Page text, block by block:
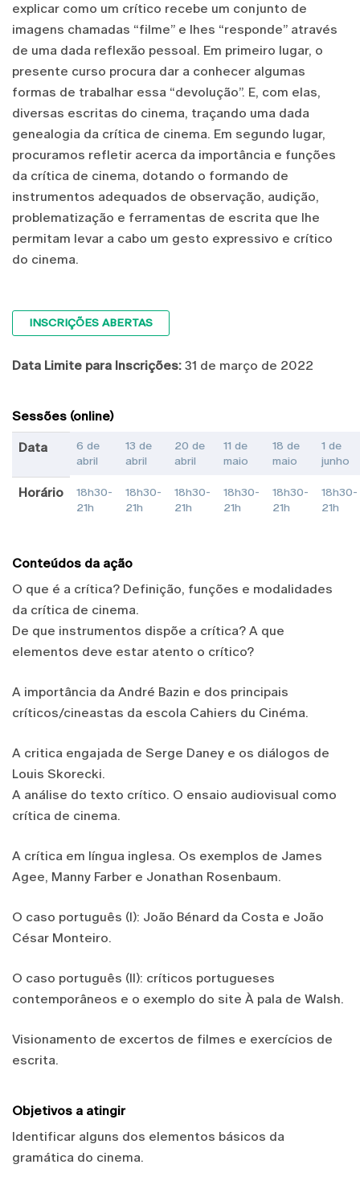
explicar como um crítico recebe um conjunto de
imagens chamadas “filme” e lhes “responde” através
de uma dada reflexão pessoal. Em primeiro lugar, o
presente curso procura dar a conhecer algumas
formas de trabalhar essa “devolução”. E, com elas,
diversas escritas do cinema, traçando uma dada
genealogia da crítica de cinema. Em segundo lugar,
procuramos refletir acerca da importância e funções
da crítica de cinema, dotando o formando de
instrumentos adequados de observação, audição,
problematização e ferramentas de escrita que lhe
permitam levar a cabo um gesto expressivo e crítico
do cinema.
INSCRIÇÕES ABERTAS
Data Limite para Inscrições: 31 de março de 2022
Sessões (online)
Data
6 de
abril
13 de
abril
20 de
abril
11 de
maio
18 de
maio
1 de
junho
Horário
18h30-
21h
18h30-
21h
18h30-
21h
18h30-
21h
18h30-
21h
18h30-
21h
Conteúdos da ação
O que é a crítica? Definição, funções e modalidades
da crítica de cinema.
De que instrumentos dispõe a crítica? A que
elementos deve estar atento o crítico?
A importância da André Bazin e dos principais
críticos/cineastas da escola Cahiers du Cinéma.
A critica engajada de Serge Daney e os diálogos de
Louis Skorecki.
A análise do texto crítico. O ensaio audiovisual como
crítica de cinema.
A crítica em língua inglesa. Os exemplos de James
Agee, Manny Farber e Jonathan Rosenbaum.
O caso português (I): João Bénard da Costa e João
César Monteiro.
O caso português (II): críticos portugueses
contemporâneos e o exemplo do site À pala de Walsh.
Visionamento de excertos de filmes e exercícios de
escrita.
Objetivos a atingir
Identificar alguns dos elementos básicos da
gramática do cinema.